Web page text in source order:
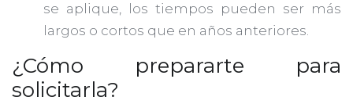
se aplique, los tiempos pueden ser más
largos o cortos que en años anteriores.
¿Cómo prepararte para
solicitarla?